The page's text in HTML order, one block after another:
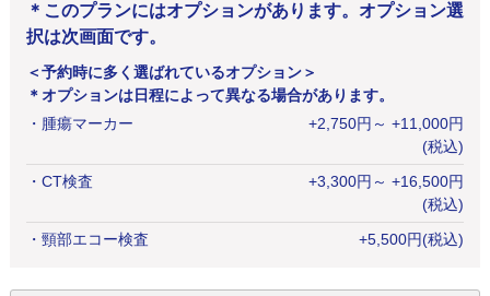
＊このプランにはオプションがあります。オプション選
択は次画面です。
＜予約時に多く選ばれているオプション＞
＊オプションは日程によって異なる場合があります。
・ 腫瘍マーカー +2,750円 ～ +11,000円
(税込)
・ CT検査 +3,300円 ～ +16,500円
(税込)
・ 頸部エコー検査 +5,500円(税込)